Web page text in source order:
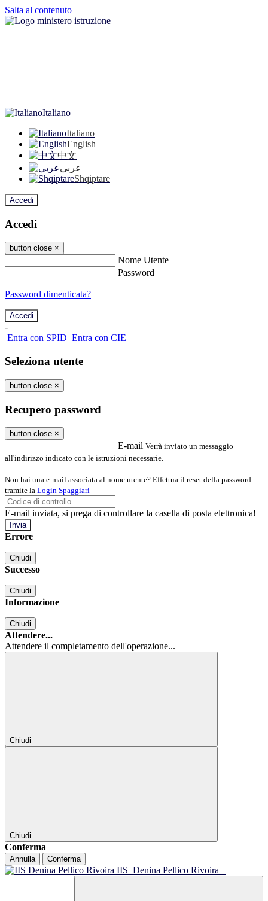
Salta al contenuto
Italiano
Italiano
English
中文
عربى
Shqiptare
Accedi
Accedi
button close ×
Nome Utente
Password
Password dimenticata?
-
Entra con SPID Entra con CIE
Seleziona utente
button close ×
Recupero password
button close ×
E-mail Verrà inviato un messaggio
all'indirizzo indicato con le istruzioni necessarie.
Non hai una e-mail associata al nome utente? Effettua il reset della password
tramite la Login Spaggiari
E-mail inviata, si prega di controllare la casella di posta elettronica!
Errore
Chiudi
Successo
Chiudi
Informazione
Chiudi
Attendere...
Attendere il completamento dell'operazione...
Chiudi
Chiudi
Conferma
Annulla Conferma
IIS Denina Pellico Rivoira